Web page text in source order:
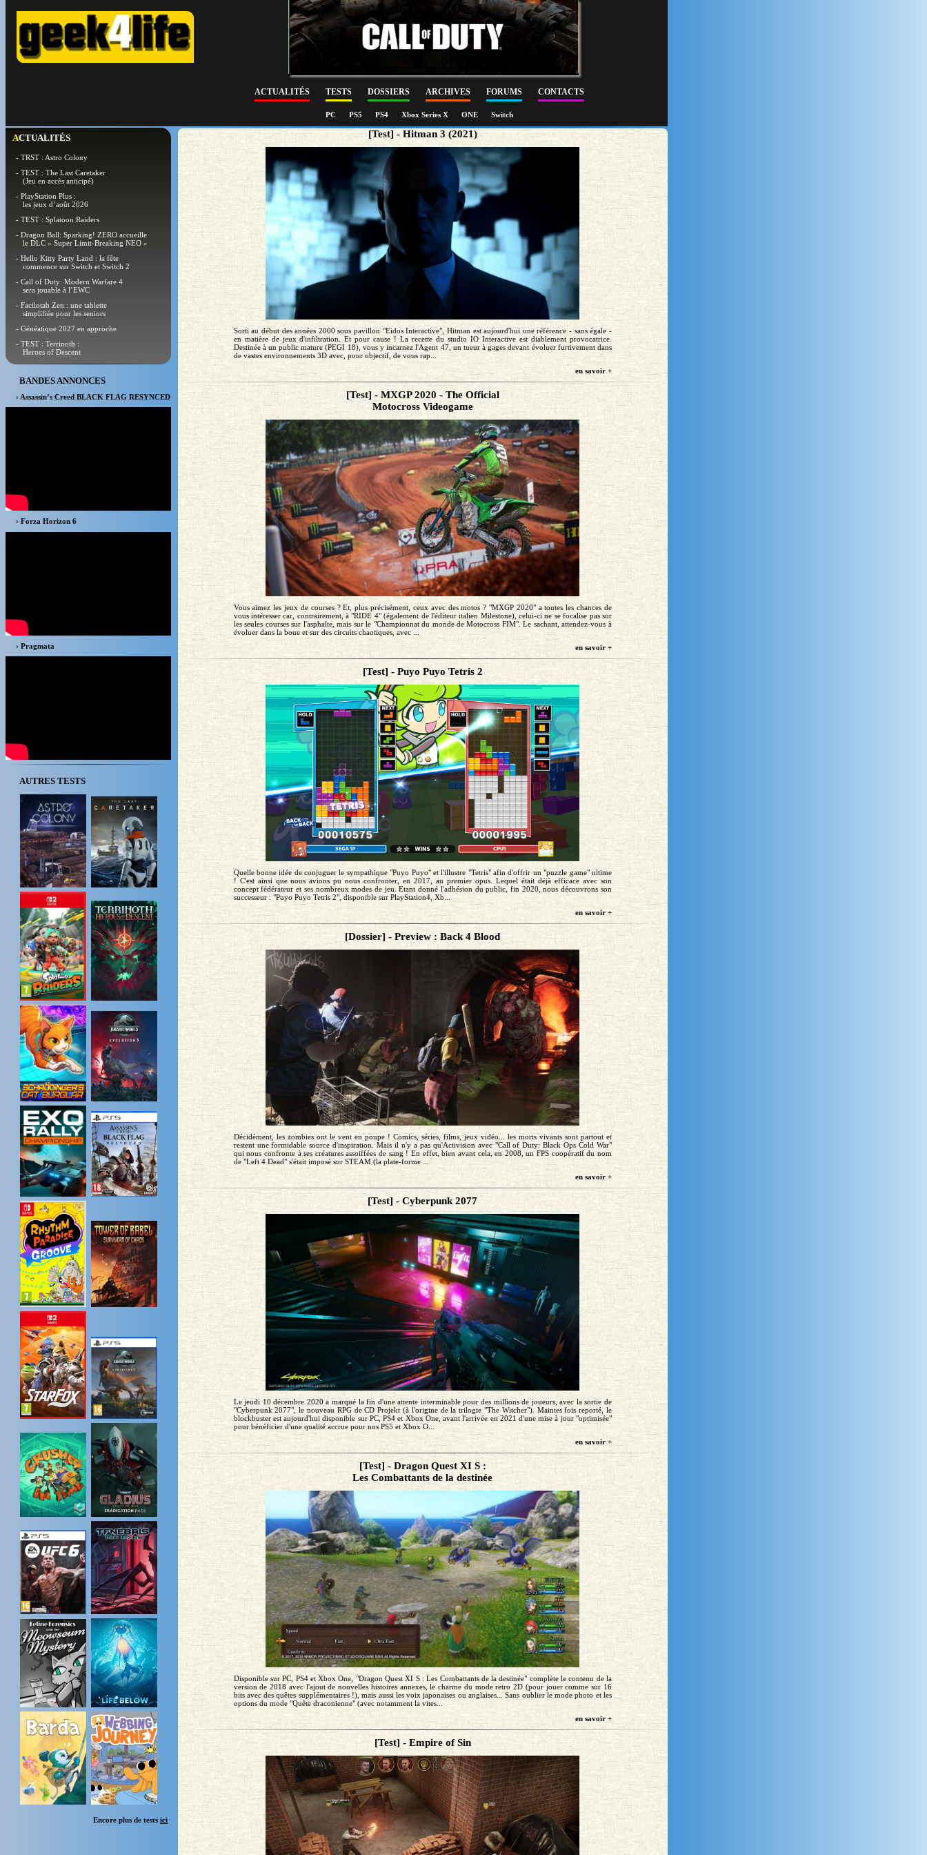
ACTUALITÉS TESTS DOSSIERS ARCHIVES FORUMS CONTACTS
PC PS5 PS4 Xbox Series X ONE Switch
ACTUALITÉS
- TRST : Astro Colony
- TEST : The Last Caretaker
(Jeu en accès anticipé)
- PlayStation Plus :
les jeux d’août 2026
- TEST : Splatoon Raiders
- Dragon Ball: Sparking! ZERO accueille
le DLC « Super Limit-Breaking NEO »
- Hello Kitty Party Land : la fête
commence sur Switch et Switch 2
- Call of Duty: Modern Warfare 4
sera jouable à l’EWC
- Facilotab Zen : une tablette
simplifiée pour les seniors
- Généatique 2027 en approche
- TEST : Terrinoth :
Heroes of Descent
BANDES ANNONCES
› Assassin’s Creed BLACK FLAG RESYNCED
› Forza Horizon 6
› Pragmata
AUTRES TESTS
Encore plus de tests ici
[Test] - Hitman 3 (2021)
Sorti au début des années 2000 sous pavillon "Eidos Interactive", Hitman est aujourd'hui une référence - sans égale -
en matière de jeux d'infiltration. Et pour cause ! La recette du studio IO Interactive est diablement provocatrice.
Destinée à un public mature (PEGI 18), vous y incarnez l'Agent 47, un tueur à gages devant évoluer furtivement dans
de vastes environnements 3D avec, pour objectif, de vous rap...
en savoir +
[Test] - MXGP 2020 - The Official
Motocross Videogame
Vous aimez les jeux de courses ? Et, plus précisément, ceux avec des motos ? "MXGP 2020" a toutes les chances de
vous intéresser car, contrairement, à "RIDE 4" (également de l'éditeur italien Milestone), celui-ci ne se focalise pas sur
les seules courses sur l'asphalte, mais sur le "Championnat du monde de Motocross FIM". Le sachant, attendez-vous à
évoluer dans la boue et sur des circuits chaotiques, avec ...
en savoir +
[Test] - Puyo Puyo Tetris 2
Quelle bonne idée de conjuguer le sympathique "Puyo Puyo" et l'illustre "Tetris" afin d'offrir un "puzzle game" ultime
! C'est ainsi que nous avions pu nous confronter, en 2017, au premier opus. Lequel était déjà efficace avec son
concept fédérateur et ses nombreux modes de jeu. Etant donné l'adhésion du public, fin 2020, nous découvrons son
successeur : "Puyo Puyo Tetris 2", disponible sur PlayStation4, Xb...
en savoir +
[Dossier] - Preview : Back 4 Blood
Décidément, les zombies ont le vent en poupe ! Comics, séries, films, jeux vidéo... les morts vivants sont partout et
restent une formidable source d'inspiration. Mais il n'y a pas qu'Activision avec "Call of Duty: Black Ops Cold War"
qui nous confronte à ses créatures assoiffées de sang ! En effet, bien avant cela, en 2008, un FPS coopératif du nom
de "Left 4 Dead" s'était imposé sur STEAM (la plate-forme ...
en savoir +
[Test] - Cyberpunk 2077
Le jeudi 10 décembre 2020 a marqué la fin d'une attente interminable pour des millions de joueurs, avec la sortie de
"Cyberpunk 2077", le nouveau RPG de CD Projekt (à l'origine de la trilogie "The Witcher"). Maintes fois reporté, le
blockbuster est aujourd'hui disponible sur PC, PS4 et Xbox One, avant l'arrivée en 2021 d'une mise à jour "optimisée"
pour bénéficier d'une qualité accrue pour nos PS5 et Xbox O...
en savoir +
[Test] - Dragon Quest XI S :
Les Combattants de la destinée
Disponible sur PC, PS4 et Xbox One, "Dragon Quest XI S : Les Combattants de la destinée" complète le contenu de la
version de 2018 avec l'ajout de nouvelles histoires annexes, le charme du mode retro 2D (pour jouer comme sur 16
bits avec des quêtes supplémentaires !), mais aussi les voix japonaises ou anglaises... Sans oublier le mode photo et les
options du mode "Quête draconienne" (avec notamment la vites...
en savoir +
[Test] - Empire of Sin